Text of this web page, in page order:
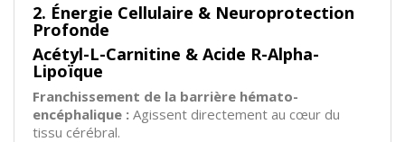
2. Énergie Cellulaire & Neuroprotection
Profonde
Acétyl-L-Carnitine & Acide R-Alpha-
Lipoïque
Franchissement de la barrière hémato-
encéphalique : Agissent directement au cœur du
tissu cérébral.